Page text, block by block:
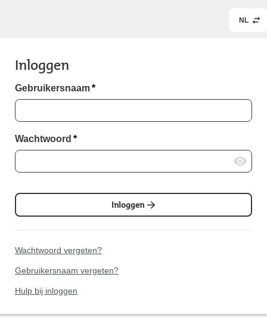
NL
Inloggen
Gebruikersnaam*
Wachtwoord *
Inloggen
Wachtwoord vergeten?
Gebruikersnaam vergeten?
Hulp bij inloggen